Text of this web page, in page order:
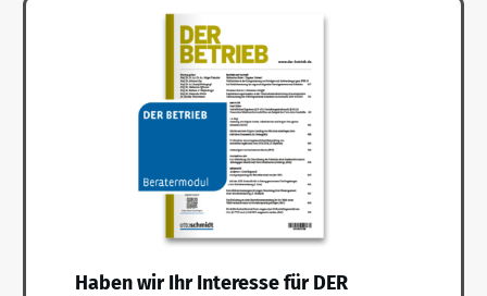
Haben wir Ihr Interesse für DER